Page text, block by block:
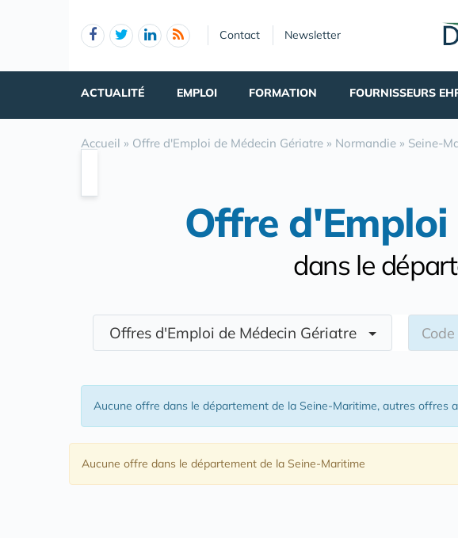
Contact Newsletter
ACTUALITÉ EMPLOI FORMATION FOURNISSEURS
Accueil » Offre d'Emploi de Médecin Gériatre » Normandie » Seine-
Offre
dans le
Offres d'Emploi de Médecin Gériatre
Aucune offre dans le département de la Seine-Maritime, autres offres
Aucune offre dans le département de la Seine-Maritime